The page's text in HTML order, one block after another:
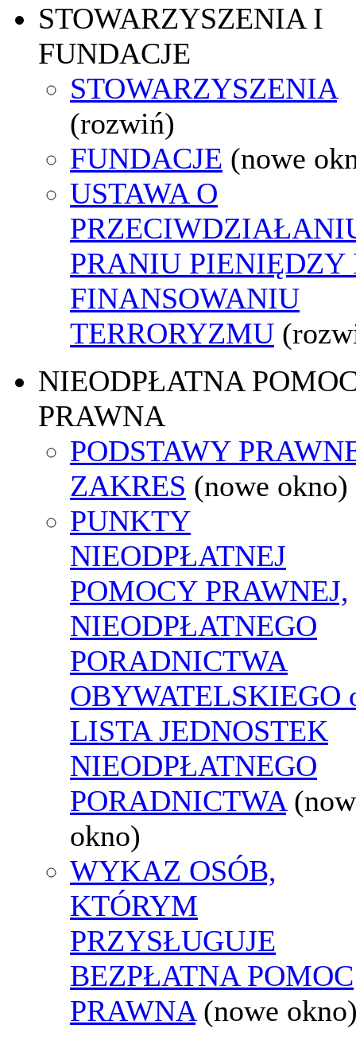
STOWARZYSZENIA I
FUNDACJE
STOWARZYSZENIA
(rozwiń)
FUNDACJE (nowe
USTAWA O
PRANIU PIENIĘDZY
FINANSOWANIU
TERRORYZMU
NIEODPŁATNA
PRAWNA
PODSTAWY
ZAKRES (nowe okno)
PUNKTY
NIEODPŁATNEJ
POMOCY PRAWNEJ,
NIEODPŁATNEGO
PORADNICTWA
OBYWATELSKIEGO
LISTA JEDNOSTEK
NIEODPŁATNEGO
PORADNICTWA
okno)
WYKAZ OSÓB,
KTÓRYM
PRZYSŁUGUJE
BEZPŁATNA POMOC
PRAWNA (nowe